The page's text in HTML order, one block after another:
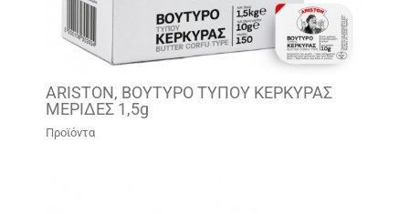
ARISTON, ΒΟΥΤΥΡΟ ΤΥΠΟΥ ΚΕΡΚΥΡΑΣ
ΜΕΡΙΔΕΣ 1,5g
Προϊόντα